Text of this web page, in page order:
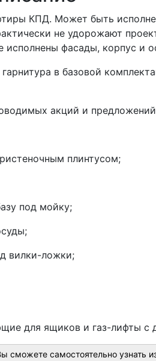
КПД. Может быть
не удорожают
фасады, корпус и
в базовой
акций и
плинтусом;
под мойку;
вилки-ложки;
для ящиков и газ-лифты с
сможете самостоятельно узнать